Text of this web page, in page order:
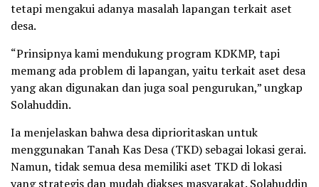
tetapi mengakui adanya masalah lapangan terkait aset
desa.
“Prinsipnya kami mendukung program KDKMP, tapi
memang ada problem di lapangan, yaitu terkait aset desa
yang akan digunakan dan juga soal pengurukan,” ungkap
Solahuddin.
Ia menjelaskan bahwa desa diprioritaskan untuk
menggunakan Tanah Kas Desa (TKD) sebagai lokasi gerai.
Namun, tidak semua desa memiliki aset TKD di lokasi
yang strategis dan mudah diakses masyarakat. Solahuddin